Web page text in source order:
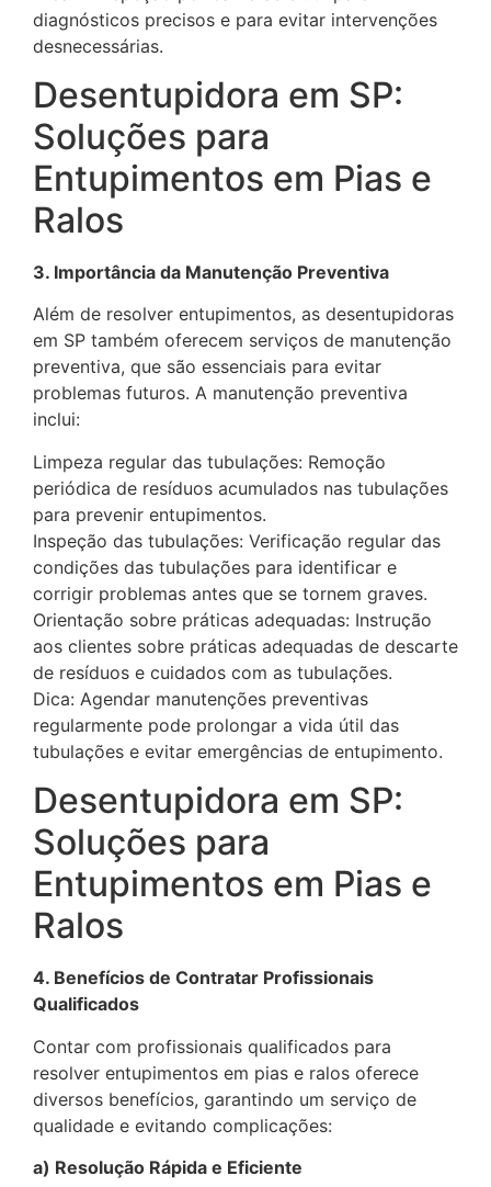
diagnósticos precisos e para evitar intervenções
desnecessárias.
Desentupidora em SP:
Soluções para
Entupimentos em Pias e
Ralos
3. Importância da Manutenção Preventiva
Além de resolver entupimentos, as desentupidoras
em SP também oferecem serviços de manutenção
preventiva, que são essenciais para evitar
problemas futuros. A manutenção preventiva
inclui:
Limpeza regular das tubulações: Remoção
periódica de resíduos acumulados nas tubulações
para prevenir entupimentos.
Inspeção das tubulações: Verificação regular das
condições das tubulações para identificar e
corrigir problemas antes que se tornem graves.
Orientação sobre práticas adequadas: Instrução
aos clientes sobre práticas adequadas de descarte
de resíduos e cuidados com as tubulações.
Dica: Agendar manutenções preventivas
regularmente pode prolongar a vida útil das
tubulações e evitar emergências de entupimento.
Desentupidora em SP:
Soluções para
Entupimentos em Pias e
Ralos
4. Benefícios de Contratar Profissionais
Qualificados
Contar com profissionais qualificados para
resolver entupimentos em pias e ralos oferece
diversos benefícios, garantindo um serviço de
qualidade e evitando complicações:
a) Resolução Rápida e Eficiente